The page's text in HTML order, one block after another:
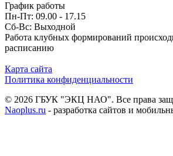
График работы
Пн-Пт: 09.00 - 17.15
Сб-Вс: Выходной
Работа клубных формирований
расписанию
Карта сайта
Политика конфиденциальности
© 2026 ГБУК "ЭКЦ НАО". Все права
Naoplus.ru - разработка сайтов и